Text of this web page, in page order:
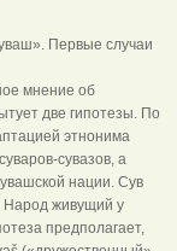
Первые случаи
мнение об
две гипотезы. По
этнонима
сувазов, а
нации. Сув
живущий у
предполагает,